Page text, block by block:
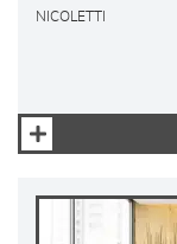
NICOLETTI